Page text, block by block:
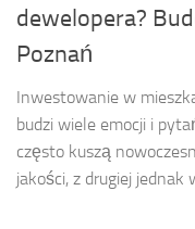
dewelopera?
Poznań
Inwestowanie w
budzi wiele emocji i
często kuszą
jakości, z drugiej jednak